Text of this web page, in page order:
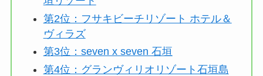
第2位：フサキビーチリゾート ホテル＆
ヴィラズ
第3位：seven x seven 石垣
第4位：グランヴィリオリゾート石垣島